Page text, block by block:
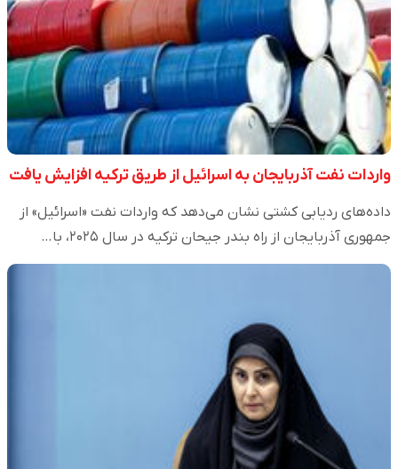
واردات نفت آذربایجان به اسرائیل از طریق ترکیه افزایش یافت
داده‌های ردیابی کشتی نشان می‌دهد که واردات نفت «اسرائیل» از
جمهوری آذربایجان از راه بندر جیحان ترکیه در سال ۲۰۲۵، با…